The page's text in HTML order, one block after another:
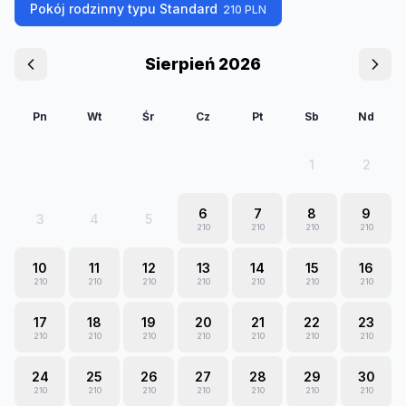
Pokój rodzinny typu Standard 210 PLN
Sierpień 2026
Pn Wt Śr Cz Pt Sb Nd
1 2
3 4 5 6
210
7
210
8
210
9
210
10
210
11
210
12
210
13
210
14
210
15
210
16
210
17
210
18
210
19
210
20
210
21
210
22
210
23
210
24
210
25
210
26
210
27
210
28
210
29
210
30
210